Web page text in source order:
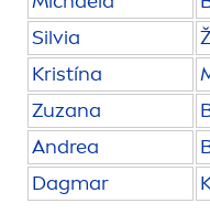
Silvia
Kristína
Zuzana
Andrea
Dagmar